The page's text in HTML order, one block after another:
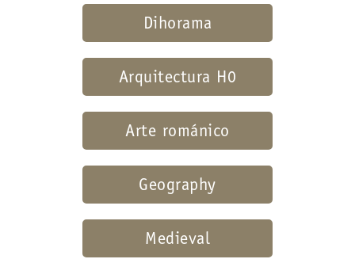
Dihorama
Arquitectura H0
Arte románico
Geography
Medieval